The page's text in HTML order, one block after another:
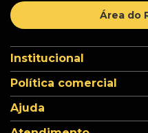
Área do
Institucional
Política comercial
Ajuda